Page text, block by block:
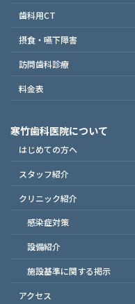
歯科用CT
摂食・嚥下障害
訪問歯科診療
料金表
寒竹歯科医院について
はじめての方へ
スタッフ紹介
クリニック紹介
感染症対策
設備紹介
施設基準に関する掲示
アクセス